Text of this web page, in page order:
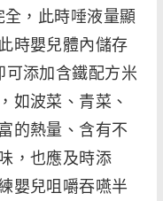
，此時唾液量顯
時嬰兒體內儲存
添加含鐵配方米
如波菜、青菜、
的熱量、含有不
，也應及時添
嬰兒咀嚼吞嚥半